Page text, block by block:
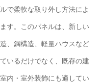
で柔軟な取り外し方法によ
す。このパネルは、新しい
、鋼構造、軽量ハウスなど
いるだけでなく、既存の建
内・室外装飾にも適してい